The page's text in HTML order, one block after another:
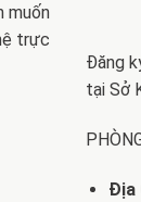
muốn
trực
Đăng
tại Sở
Địa